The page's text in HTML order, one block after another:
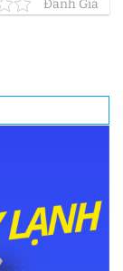
Đánh Giá